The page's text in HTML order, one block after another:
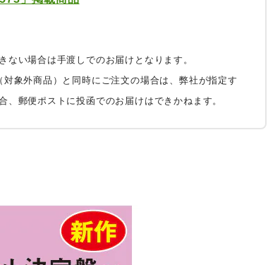
い場合は手渡しでのお届けとなります。
象外商品）と同時にご注文の場合は、弊社が指定す
、郵便ポストに投函でのお届けはできかねます。